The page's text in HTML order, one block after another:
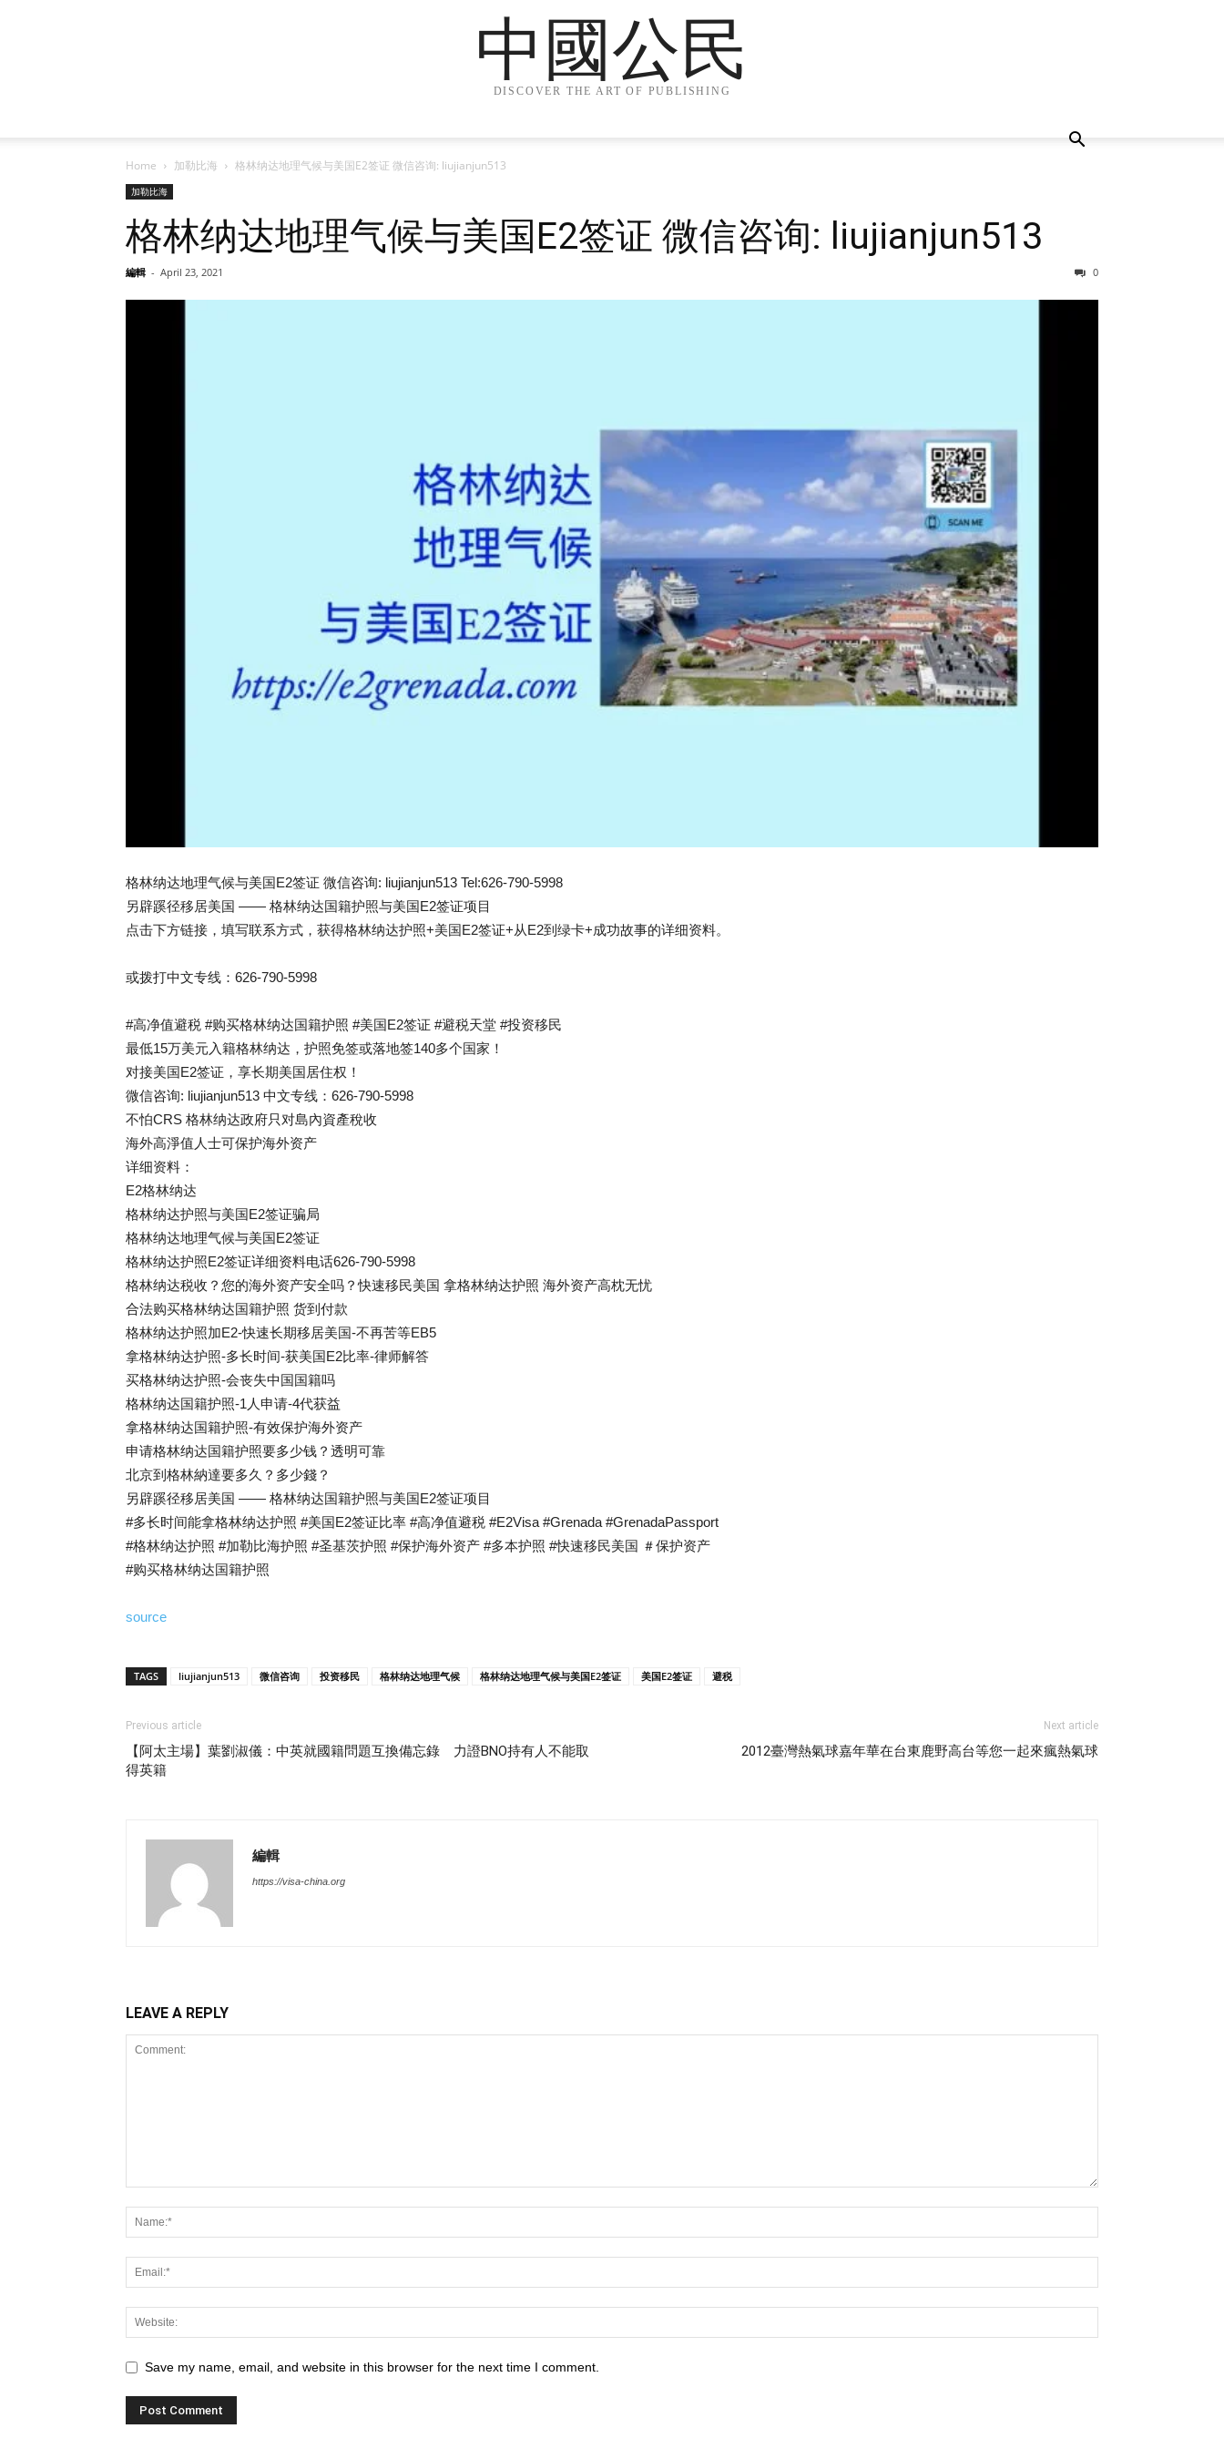
中國公民
DISCOVER THE ART OF PUBLISHING
Home 加勒比海 格林纳达地理气候与美国E2签证 微信咨询: liujianjun513
加勒比海
格林纳达地理气候与美国E2签证 微信咨询: liujianjun513
編輯 - April 23, 2021 0
格林纳达地理气候与美国E2签证 微信咨询: liujianjun513 Tel:626-790-5998
另辟蹊径移居美国 —— 格林纳达国籍护照与美国E2签证项目
点击下方链接，填写联系方式，获得格林纳达护照+美国E2签证+从E2到绿卡+成功故事的详细资料。
或拨打中文专线：626-790-5998
#高净值避税 #购买格林纳达国籍护照 #美国E2签证 #避税天堂 #投资移民
最低15万美元入籍格林纳达，护照免签或落地签140多个国家！
对接美国E2签证，享长期美国居住权！
微信咨询: liujianjun513 中文专线：626-790-5998
不怕CRS 格林纳达政府只对島內資產稅收
海外高淨值人士可保护海外资产
详细资料：
E2格林纳达
格林纳达护照与美国E2签证骗局
格林纳达地理气候与美国E2签证
格林纳达护照E2签证详细资料电话626-790-5998
格林纳达税收？您的海外资产安全吗？快速移民美国 拿格林纳达护照 海外资产高枕无忧
合法购买格林纳达国籍护照 货到付款
格林纳达护照加E2-快速长期移居美国-不再苦等EB5
拿格林纳达护照-多长时间-获美国E2比率-律师解答
买格林纳达护照-会丧失中国国籍吗
格林纳达国籍护照-1人申请-4代获益
拿格林纳达国籍护照-有效保护海外资产
申请格林纳达国籍护照要多少钱？透明可靠
北京到格林納達要多久？多少錢？
另辟蹊径移居美国 —— 格林纳达国籍护照与美国E2签证项目
#多长时间能拿格林纳达护照 #美国E2签证比率 #高净值避税 #E2Visa #Grenada #GrenadaPassport
#格林纳达护照 #加勒比海护照 #圣基茨护照 #保护海外资产 #多本护照 #快速移民美国 ＃保护资产
#购买格林纳达国籍护照
source
TAGS liujianjun513 微信咨询 投资移民 格林纳达地理气候 格林纳达地理气候与美国E2签证 美国E2签证 避税
Previous article
【阿太主場】葉劉淑儀：中英就國籍問題互換備忘錄 力證BNO持有人不能取
得英籍
Next article
2012臺灣熱氣球嘉年華在台東鹿野高台等您一起來瘋熱氣球
編輯
https://visa-china.org
LEAVE A REPLY
Save my name, email, and website in this browser for the next time I comment.